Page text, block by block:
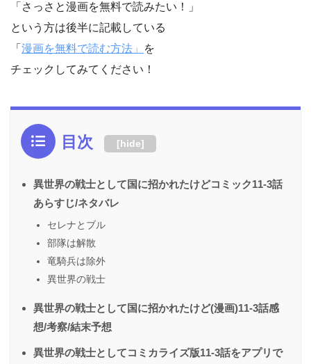
「さっさと漫画を無料で読みたい！」
という方は後半に記載している
「 漫画を無料で読む方法」
を
チェックしてみてください！
目次 [hide]
異世界の戦士として国に招かれたけどコミック11-3話
あらすじ/ネタバレ
セレナとブル
部隊は解散
竜騎兵は除外
異世界の戦士
異世界の戦士として国に招かれたけど(漫画)11-3話感
想/考察/結末予想
異世界の戦士としてコミカライズ版11-3話をアプリで